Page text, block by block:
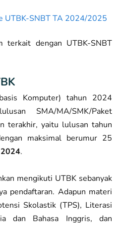
UTBK-SNBT TA 2024/2025
terkait dengan UTBK-SNBT
Komputer) tahun 2024
SMA/MA/SMK/Paket
terakhir, yaitu lulusan tahun
maksimal berumur 25
.
mengikuti UTBK sebanyak
pendaftaran. Adapun materi
Skolastik (TPS), Literasi
dan Bahasa Inggris, dan